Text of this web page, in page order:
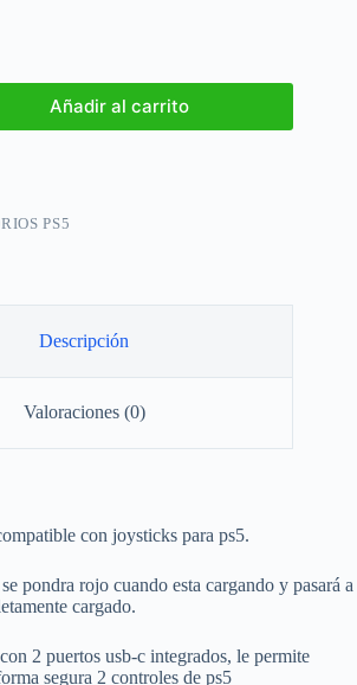
Añadir al carrito
PS5
Descripción
Valoraciones (0)
con joysticks para ps5.
pondra rojo cuando esta cargando y pasará a
cargado.
2 puertos usb-c integrados, le permite
segura 2 controles de ps5